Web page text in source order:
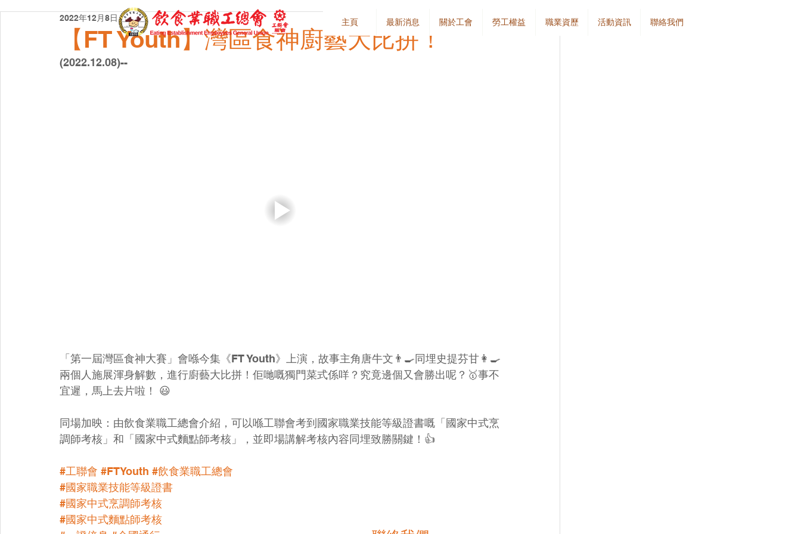
主頁 最新消息 關於工會 勞工權益 職業資歷 活動資訊 聯絡我們
【FT Youth】灣區食神廚藝大比拼！
2022年12月8日
(2022.12.08)--
「第一屆灣區食神大賽」會喺今集《FT Youth》上演，故事主角唐牛文👨‍🍳同埋史提芬甘👩‍🍳
兩個人施展渾身解數，進行廚藝大比拼！佢哋嘅獨門菜式係咩？究竟邊個又會勝出呢？🥇事不
宜遲，馬上去片啦！ 😃
同場加映：由飲食業職工總會介紹，可以喺工聯會考到國家職業技能等級證書嘅「國家中式烹
調師考核」和「國家中式麵點師考核」，並即場講解考核內容同埋致勝關鍵！👍
#工聯會 #FTYouth #飲食業職工總會
#國家職業技能等級證書
#國家中式烹調師考核
#國家中式麵點師考核